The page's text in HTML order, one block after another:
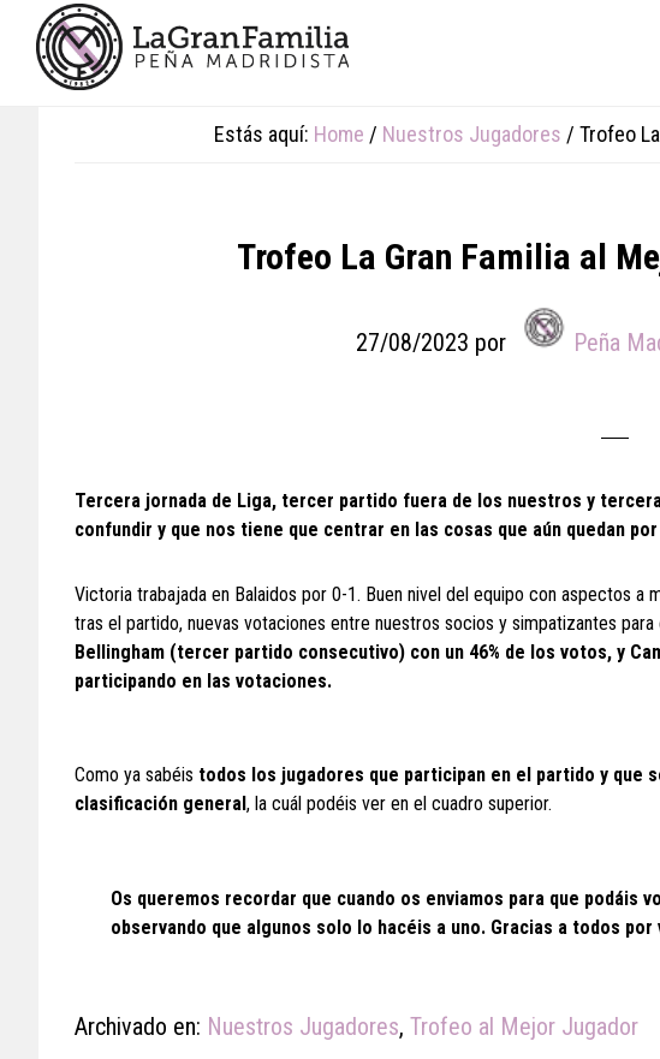
primary
footer
Estás aquí: Home / Nuestros Jugadores / Trofeo
Trofeo La Gran Familia al
27/08/2023 por Peña
Tercera jornada de Liga, tercer partido fuera de los nuestros y
confundir y que nos tiene que centrar en las cosas que aún quedan
Victoria trabajada en Balaidos por 0-1. Buen nivel del equipo con aspectos
tras el partido, nuevas votaciones entre nuestros socios y simpatizantes
Bellingham (tercer partido consecutivo) con un 46% de los votos, y
participando en las votaciones.
Como ya sabéis todos los jugadores que participan en el partido y que
clasificación general, la cuál podéis ver en el cuadro superior.
Os queremos recordar que cuando os enviamos para que podáis
observando que algunos solo lo hacéis a uno. Gracias a todos
Archivado en: Nuestros Jugadores, Trofeo al Mejor Jugador